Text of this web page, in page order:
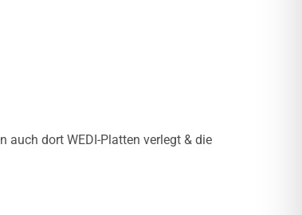
auch dort WEDI-Platten verlegt & die